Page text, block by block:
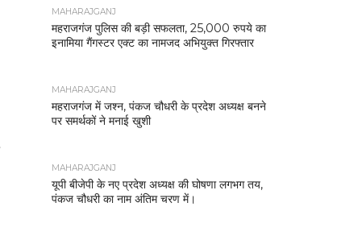
MAHARAJGANJ
महराजगंज पुलिस की बड़ी सफलता, 25,000 रुपये का
इनामिया गैंगस्टर एक्ट का नामजद अभियुक्त गिरफ्तार
MAHARAJGANJ
महराजगंज में जश्न, पंकज चौधरी के प्रदेश अध्यक्ष बनने
पर समर्थकों ने मनाई खुशी
MAHARAJGANJ
यूपी बीजेपी के नए प्रदेश अध्यक्ष की घोषणा लगभग तय,
पंकज चौधरी का नाम अंतिम चरण में।